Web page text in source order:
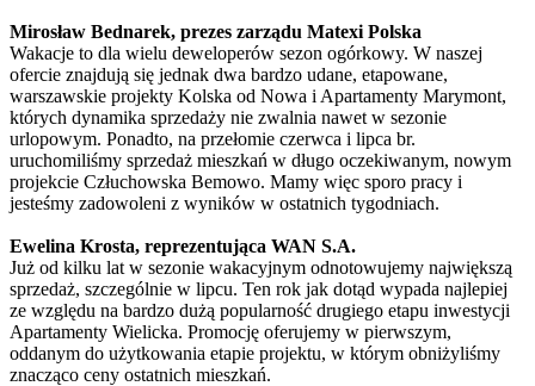
Mirosław Bednarek, prezes zarządu Matexi Polska
Wakacje to dla wielu deweloperów sezon ogórkowy. W naszej
ofercie znajdują się jednak dwa bardzo udane, etapowane,
warszawskie projekty Kolska od Nowa i Apartamenty Marymont,
których dynamika sprzedaży nie zwalnia nawet w sezonie
urlopowym. Ponadto, na przełomie czerwca i lipca br.
uruchomiliśmy sprzedaż mieszkań w długo oczekiwanym, nowym
projekcie Człuchowska Bemowo. Mamy więc sporo pracy i
jesteśmy zadowoleni z wyników w ostatnich tygodniach.
Ewelina Krosta, reprezentująca WAN S.A.
Już od kilku lat w sezonie wakacyjnym odnotowujemy największą
sprzedaż, szczególnie w lipcu. Ten rok jak dotąd wypada najlepiej
ze względu na bardzo dużą popularność drugiego etapu inwestycji
Apartamenty Wielicka. Promocję oferujemy w pierwszym,
oddanym do użytkowania etapie projektu, w którym obniżyliśmy
znacząco ceny ostatnich mieszkań.